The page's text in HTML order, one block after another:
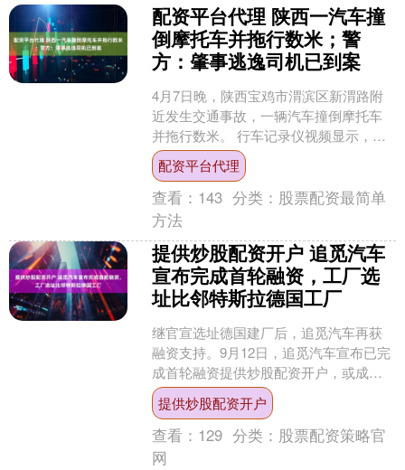
配资平台代理 陕西一汽车撞
倒摩托车并拖行数米；警
方：肇事逃逸司机已到案
4月7日晚，陕西宝鸡市渭滨区新渭路附
近发生交通事故，一辆汽车撞倒摩托车
并拖行数米。 行车记录仪视频显示，交
警正在设卡查酒驾，涉事车辆从对向车
道驶来，未减速停车。....
配资平台代理
查看： 143 分类： 股票配资最简单
方法
提供炒股配资开户 追觅汽车
宣布完成首轮融资，工厂选
址比邻特斯拉德国工厂
继官宣选址德国建厂后，追觅汽车再获
融资支持。9月12日，追觅汽车宣布已完
成首轮融资提供炒股配资开户，或成为
最快实现首轮融资的造车企业，具体金
额尚未公布。值得关注....
提供炒股配资开户
查看： 129 分类： 股票配资策略官
网